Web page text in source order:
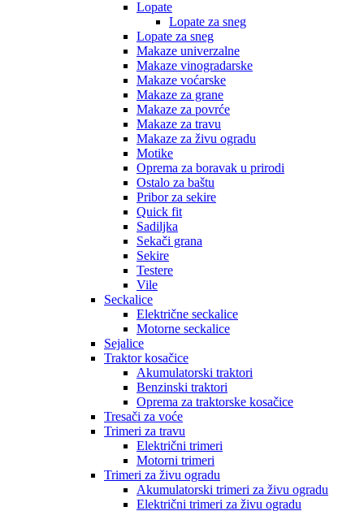
Lopate
Lopate za sneg
Lopate za sneg
Makaze univerzalne
Makaze vinogradarske
Makaze voćarske
Makaze za grane
Makaze za povrće
Makaze za travu
Makaze za živu ogradu
Motike
Oprema za boravak u prirodi
Ostalo za baštu
Pribor za sekire
Quick fit
Sadiljka
Sekači grana
Sekire
Testere
Vile
Seckalice
Električne seckalice
Motorne seckalice
Sejalice
Traktor kosačice
Akumulatorski traktori
Benzinski traktori
Oprema za traktorske kosačice
Tresači za voće
Trimeri za travu
Električni trimeri
Motorni trimeri
Trimeri za živu ogradu
Akumulatorski trimeri za živu ogradu
Električni trimeri za živu ogradu